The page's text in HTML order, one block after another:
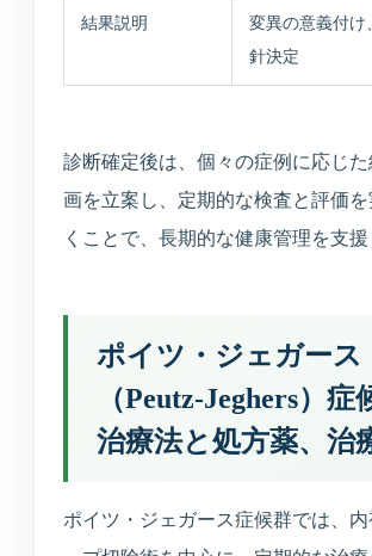
結果説明
変異の意義付け
針決定
診断確定後は、個々の症例に応じ
画を立案し、定期的な検査と評価
くことで、長期的な健康管理を支援
ポイツ・ジェガース
（Peutz-Jeghers）症
治療法と処方薬、治
ポイツ・ジェガース症候群では、内